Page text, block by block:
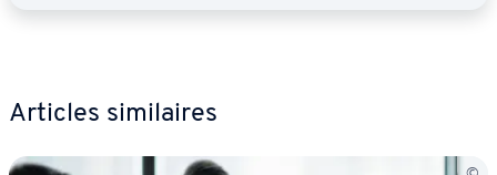
Articles si­mi­laires